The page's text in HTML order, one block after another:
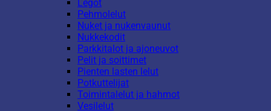
Legot
Pehmolelut
Nuket ja nukenvaunut
Nukkekodit
Parkkitalot ja ajoneuvot
Pelit ja soittimet
Pienten lasten lelut
Potkuttelijat
Toimintalelut ja hahmot
Vesilelut